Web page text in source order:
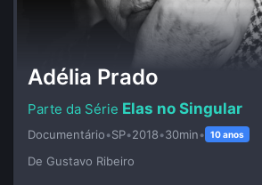
Adélia Prado
Elas no Singular
Documentário•SP•2018•30min• 10 anos
De Gustavo Ribeiro